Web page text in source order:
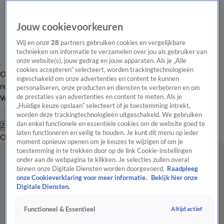
Overzicht Laatste nieuws Regionieuws Het beste van Hart
Tip de
redactie
Volg Hart van Nederland
Zoeken
OverzichtRegioUitzendingenWeerTip de redactiePanelVideo's
Jouw cookievoorkeuren
Wij en onze28 partners gebruiken cookies en vergelijkbare
technieken om informatie te verzamelen over jou als gebruiker van
onze website(s), jouw gedrag en jouw apparaten. Als je „Alle
cookies accepteren” selecteert, worden trackingtechnologieën
ingeschakeld om onze advertenties en content te kunnen
personaliseren, onze producten en diensten te verbeteren en om
de prestaties van advertenties en content te meten. Als je
„Huidige keuze opslaan” selecteert of je toestemming intrekt,
worden deze trackingtechnologieën uitgeschakeld. We gebruiken
dan enkel functionele en essentiële cookies om de website goed te
laten functioneren en veilig te houden. Je kunt dit menu op ieder
moment opnieuw openen om je keuzes te wijzigen of om je
toestemming in te trekken door op de link Cookie-instellingen
onder aan de webpagina te klikken. Je selecties zullen overal
binnen onze Digitale Diensten worden doorgevoerd. Raadpleeg
onze Cookieverklaring voor meer informatie.
Bekijk hier onze
Digitale Diensten.
Functioneel & Essentieel Altijd actief